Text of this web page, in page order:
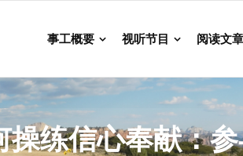
事工概要 视听节目 阅读文章
练信心奉献：